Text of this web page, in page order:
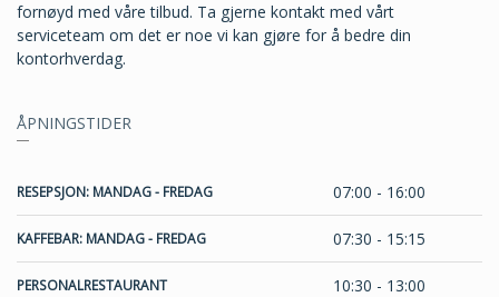
fornøyd med våre tilbud. Ta gjerne kontakt med vårt
serviceteam om det er noe vi kan gjøre for å bedre din
kontorhverdag.
ÅPNINGSTIDER
RESEPSJON: MANDAG - FREDAG 07:00 - 16:00
KAFFEBAR: MANDAG - FREDAG 07:30 - 15:15
PERSONALRESTAURANT 10:30 - 13:00